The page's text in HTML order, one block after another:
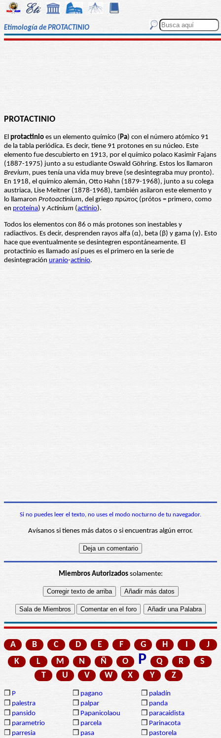
Etimología de PROTACTINIO
PROTACTINIO
El protactinio es un elemento químico (Pa) con el número atómico 91
de la tabla periódica. Es decir, tiene 91 protones en su núcleo. Este
elemento fue descubierto en 1913, por el químico polaco Kasimir Fajans
(1887-1975) junto a su estudiante Oswald Göhring. Estos los llamaron
Brevium, pues tenía una vida muy breve (se desintegraba muy pronto).
En 1918, el químico alemán, Otto Hahn (1879-1968), junto a su colega
austriaca, Lise Meitner (1878-1968), también asilaron este elemento y
lo llamaron Protoactinium, del griego πρώτος (prótos = primero, como
en proteína) yActinium (actinio).
Todos los elementos con 86 o más protones son inestables y
radiactivos. Es decir, desprenden rayos alfa (α), beta (β) y gama (γ). Esto
hace que eventualmente se desintegren espontáneamente. El
protactinio es llamado así pues es el primero en la serie de
desintegración uranio-actinio.
Si no puedes leer el texto, no uses el modo nocturno de tu navegador.
Avísanos si tienes más datos o si encuentras algún error.
Miembros Autorizadossolamente:
A B C D E F G H I
J
K
L M N Ñ O P Q R
S
T
U V W X Y Z
❒ P ❒ pagano ❒ paladín
❒ palestra ❒ palpar ❒ panda
❒ pansido ❒ Papanicolaou ❒ paracaidista
❒ parametrio ❒ parcela ❒ Parinacota
❒ parresia ❒ pasa ❒ pastorela